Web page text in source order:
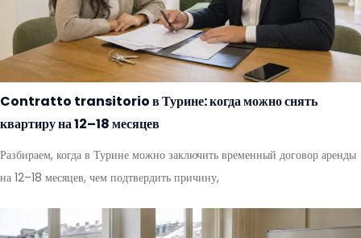
Contratto transitorio в Турине: когда можно снять
квартиру на 12–18 месяцев
Разбираем, когда в Турине можно заключить временный договор аренды
на 12–18 месяцев, чем подтвердить причину,